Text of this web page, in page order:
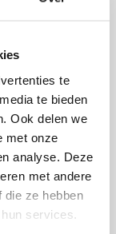
te
te bieden
Ook delen we
met onze
analyse. Deze
met andere
die ze hebben
services.
sfeer, het is ook
te